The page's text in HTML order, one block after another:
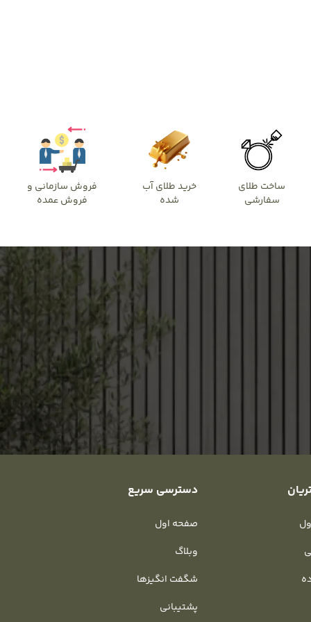
ساخت طلای
سفارشی
خرید طلای آب
شده
فروش سازمانی و
فروش عمده
دسترسی سریع
صفحه اول
وبلاگ
شگفت انگیزها
پشتیبانی